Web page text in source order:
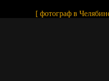
[ фотограф в